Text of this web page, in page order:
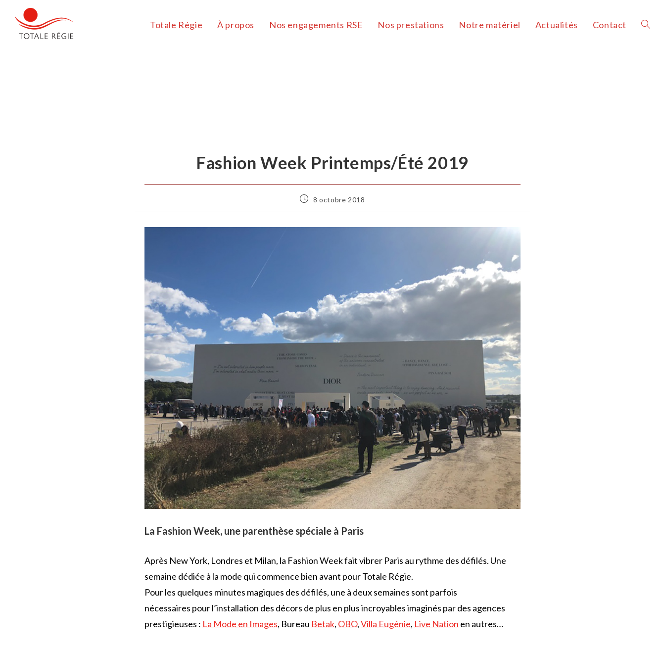
Totale Régie À propos Nos engagements RSE Nos prestations Notre matériel Actualités Contact
Fashion Week Printemps/Été 2019
8 octobre 2018
La Fashion Week, une parenthèse spéciale à Paris
Après New York, Londres et Milan, la Fashion Week fait vibrer Paris au rythme des défilés. Une
semaine dédiée à la mode qui commence bien avant pour Totale Régie.
Pour les quelques minutes magiques des défilés, une à deux semaines sont parfois
nécessaires pour l’installation des décors de plus en plus incroyables imaginés par des agences
prestigieuses : La Mode en Images, Bureau Betak, OBO,Villa Eugénie, Live Nation en autres…